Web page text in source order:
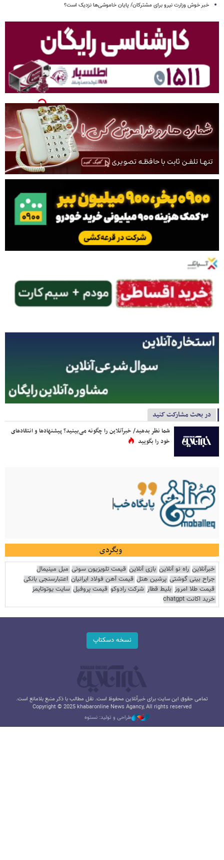
خبر خوش وزارت نیرو برای مشترکان/ پایان خاموشی‌ها نزدیک است؟
در بحث مشارکت کنید
شما نظر بدهید/ خبرآنلاین را چگونه می‌بینید؟ پیشنهادها و انتقادهای
خود را بگویید
وبگردی
خبرآنلاین راه نو آنلاین بازی آنلاین قیمت تلویزیون سونی مبل مینیمال
جراح بینی گوشتی پرشین هتل قیمت آهن فولاد ایرانیان اعتبارسنجی بانکی
قیمت طلا امروز بلیط قطار شرکت رادوکو قیمت پروفیل سایت یوتوتایمز
خرید اکانت chatgpt
نسخه دسکتاپ
تمامی حقوق این سایت برای خبرآنلاین محفوظ است. نقل مطالب با ذکر منبع بلامانع است.
Copyright © 2025 khabaronline News Agancy, All rights reserved
طراحی و تولید: نستوه